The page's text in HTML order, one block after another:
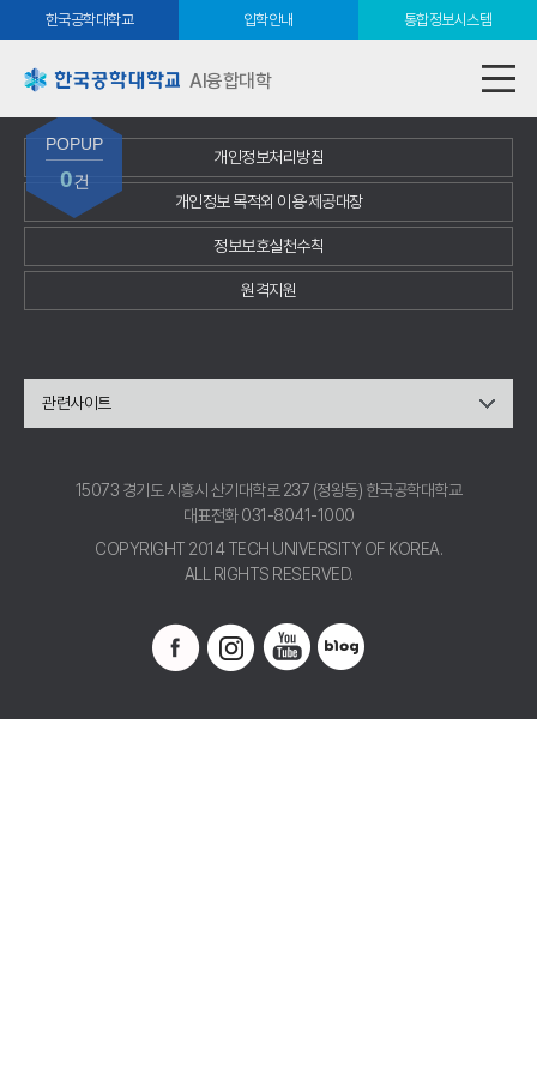
POPUP
0건
한국공학대학교 입학안내 통합정보시스템
AI융합대학
개인정보처리방침
개인정보 목적외 이용·제공대장
정보보호실천수칙
원격지원
관련사이트
15073 경기도 시흥시 산기대학로 237 (정왕동) 한국공학대학교
대표전화 031-8041-1000
COPYRIGHT 2014 TECH UNIVERSITY OF KOREA.
ALL RIGHTS RESERVED.